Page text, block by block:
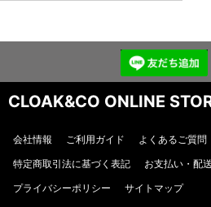
CLOAK&CO ONLINE
会社情報 ご利用ガイド よくあるご質問
特定商取引法に基づく表記
お支払い・配
プライバシーポリシー
サイトマップ